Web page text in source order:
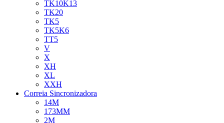
TK10K13
TK20
TK5
TK5K6
TT5
V
X
XH
XL
XXH
Correia Sincronizadora
14M
173MM
2M